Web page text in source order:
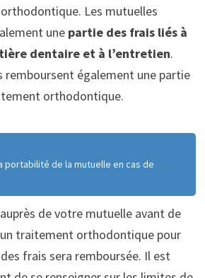
Les mutuelles
une partie des frais liés à
dentaire et à l’entretien.
remboursent également une partie
orthodontique.
portabilité de la mutuelle en cas de
de votre mutuelle avant de
traitement orthodontique pour
frais sera remboursée. Il est